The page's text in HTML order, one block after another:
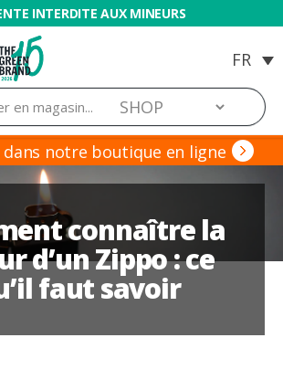
INTERDITE AUX MINEURS
Blog
de
Grow
Barato
dans notre boutique en ligne
connaître la
d’un Zippo : ce
faut savoir